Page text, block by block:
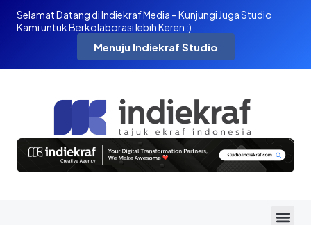
Selamat Datang di Indiekraf Media – Kunjungi Juga Studio
Kami untuk Berkolaborasi lebih Keren :)
Menuju Indiekraf Studio